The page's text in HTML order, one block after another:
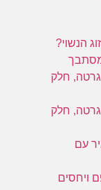
נון גרטה, חלק
נון גרטה, חלק
הכל 6 - 15. מאיר עם